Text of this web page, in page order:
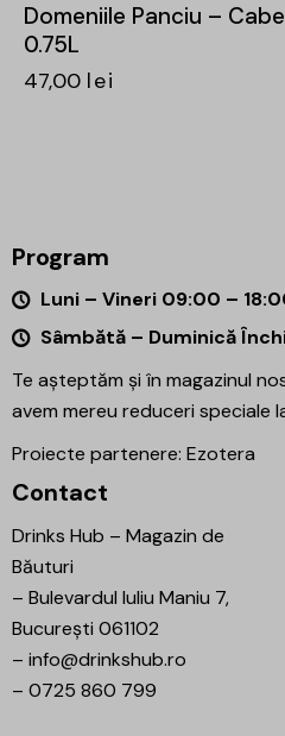
Domeniile Panciu –
0.75L
47,00 lei
Program
Luni – Vineri 09:00 –
Sâmbătă – Duminică
Te așteptăm și în magazinul
avem mereu reduceri speciale
Proiecte partenere: Ezotera
Contact
Drinks Hub – Magazin de
Băuturi
– Bulevardul Iuliu Maniu 7,
București 061102
– info@drinkshub.ro
– 0725 860 799